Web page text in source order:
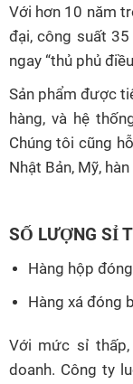
Với hơn 10 năm
đại, công suất
ngay “thủ phủ
Sản phẩm được
hàng, và hệ
Chúng tôi cũng
Nhật Bản, Mỹ,
SỐ LƯỢNG SỈ
Hàng hộp
Hàng xá đóng
Với mức sỉ
doanh. Công ty